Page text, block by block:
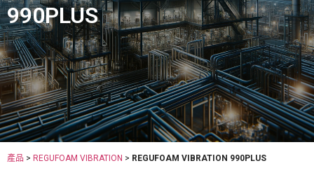
990PLUS
產品 > REGUFOAM VIBRATION > REGUFOAM VIBRATION 990PLUS